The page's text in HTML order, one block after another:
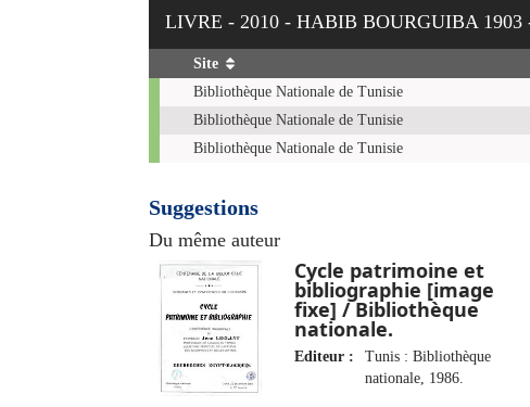
LIVRE - 2010 - HABIB BOURGUIBA 1903
Exemplaires
Site
Bibliothèque Nationale de Tunisie
Bibliothèque Nationale de Tunisie
Bibliothèque Nationale de Tunisie
Suggestions
Du même auteur
Cycle patrimoine et
bibliographie [image
fixe] / Bibliothèque
nationale.
Editeur :
Tunis : Bibliothèque
nationale, 1986.